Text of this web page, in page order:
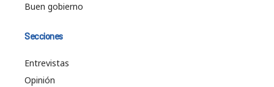
Buen gobierno
Secciones
Entrevistas
Opinión